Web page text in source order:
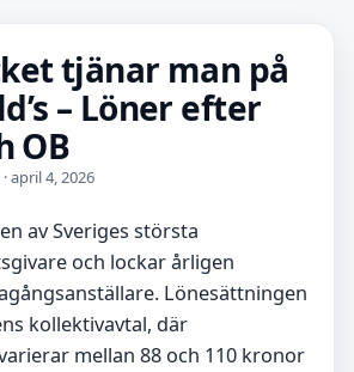
tjänar man på
– Löner efter
OB
april 4, 2026
av Sveriges största
och lockar årligen
Lönesättningen
kollektivavtal, där
mellan 88 och 110 kronor